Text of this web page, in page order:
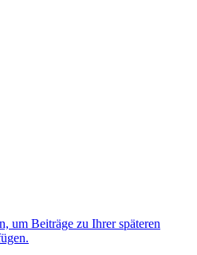
um Beiträge zu Ihrer späteren